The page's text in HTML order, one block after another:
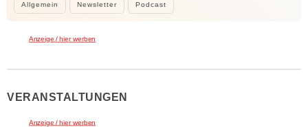
Allgemein Newsletter Podcast
Anzeige / hier werben
VERANSTALTUNGEN
Anzeige / hier werben